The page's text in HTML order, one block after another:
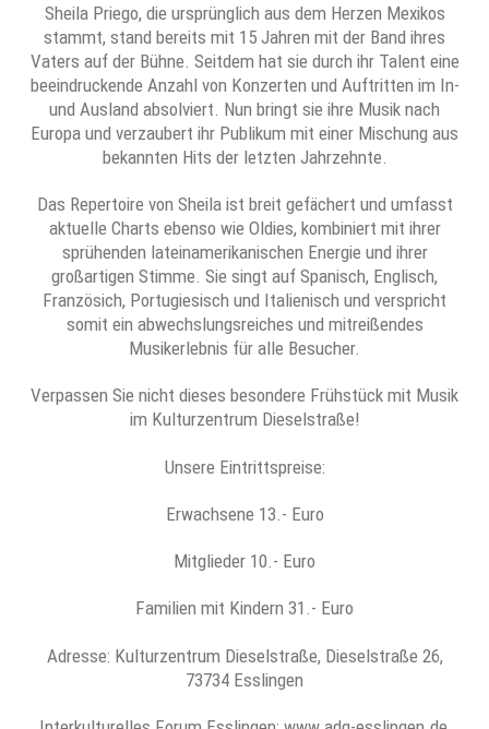
Sheila Priego, die ursprünglich aus dem Herzen Mexikos
stammt, stand bereits mit 15 Jahren mit der Band ihres
Vaters auf der Bühne. Seitdem hat sie durch ihr Talent eine
beeindruckende Anzahl von Konzerten und Auftritten im In-
und Ausland absolviert. Nun bringt sie ihre Musik nach
Europa und verzaubert ihr Publikum mit einer Mischung aus
bekannten Hits der letzten Jahrzehnte.
Das Repertoire von Sheila ist breit gefächert und umfasst
aktuelle Charts ebenso wie Oldies, kombiniert mit ihrer
sprühenden lateinamerikanischen Energie und ihrer
großartigen Stimme. Sie singt auf Spanisch, Englisch,
Französich, Portugiesisch und Italienisch und verspricht
somit ein abwechslungsreiches und mitreißendes
Musikerlebnis für alle Besucher.
Verpassen Sie nicht dieses besondere Frühstück mit Musik
im Kulturzentrum Dieselstraße!
Unsere Eintrittspreise:
Erwachsene 13.- Euro
Mitglieder 10.- Euro
Familien mit Kindern 31.- Euro
Adresse: Kulturzentrum Dieselstraße, Dieselstraße 26,
73734 Esslingen